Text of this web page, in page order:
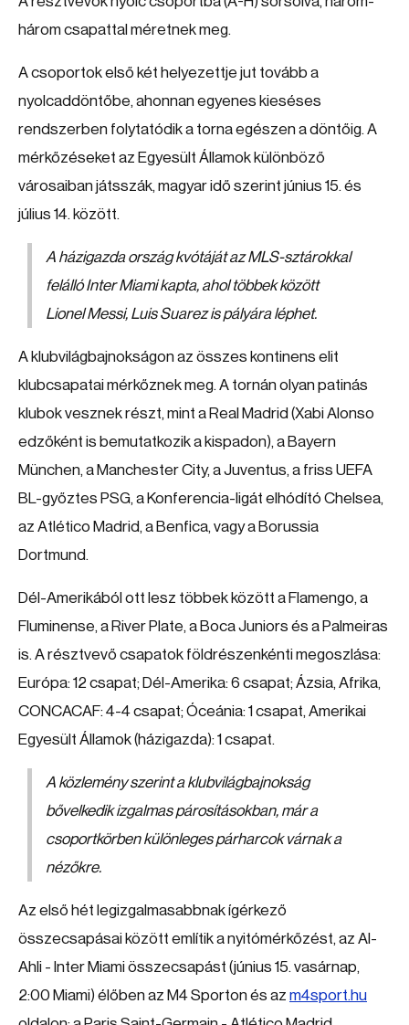
három csapattal méretnek meg.
A csoportok első két helyezettje jut tovább a
nyolcaddöntőbe, ahonnan egyenes kieséses
rendszerben folytatódik a torna egészen a döntőig. A
mérkőzéseket az Egyesült Államok különböző
városaiban játsszák, magyar idő szerint június 15. és
július 14. között.
A házigazda ország kvótáját az MLS-sztárokkal
felálló Inter Miami kapta, ahol többek között
Lionel Messi, Luis Suarez is pályára léphet.
A klubvilágbajnokságon az összes kontinens elit
klubcsapatai mérkőznek meg. A tornán olyan patinás
klubok vesznek részt, mint a Real Madrid (Xabi Alonso
edzőként is bemutatkozik a kispadon), a Bayern
München, a Manchester City, a Juventus, a friss UEFA
BL-győztes PSG, a Konferencia-ligát elhódító Chelsea,
az Atlético Madrid, a Benfica, vagy a Borussia
Dortmund.
Dél-Amerikából ott lesz többek között a Flamengo, a
Fluminense, a River Plate, a Boca Juniors és a Palmeiras
is. A résztvevő csapatok földrészenkénti megoszlása:
Európa: 12 csapat; Dél-Amerika: 6 csapat; Ázsia, Afrika,
CONCACAF: 4-4 csapat; Óceánia: 1 csapat, Amerikai
Egyesült Államok (házigazda): 1 csapat.
A közlemény szerint a klubvilágbajnokság
bővelkedik izgalmas párosításokban, már a
csoportkörben különleges párharcok várnak a
nézőkre.
Az első hét legizgalmasabbnak ígérkező
összecsapásai között említik a nyitómérkőzést, az Al-
Ahli - Inter Miami összecsapást (június 15. vasárnap,
2:00 Miami) élőben az M4 Sporton és az m4sport.hu